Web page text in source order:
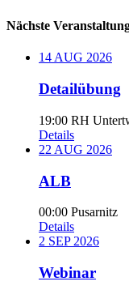
Nächste
14AUG 2026
Detailübung
19:00 RH
Details
22 AUG 2026
ALB
00:00 Pusarnitz
Details
2 SEP 2026
Webinar